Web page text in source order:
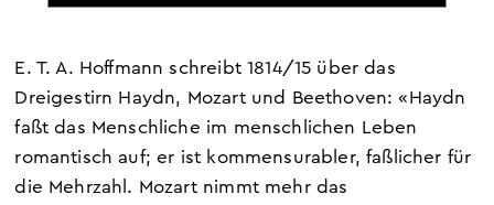
E. T. A. Hoffmann schreibt 1814/15 über das
Dreigestirn Haydn, Mozart und Beethoven: «Haydn
faßt das Menschliche im menschlichen Leben
romantisch auf; er ist kommensurabler, faßlicher für
die Mehrzahl. Mozart nimmt mehr das